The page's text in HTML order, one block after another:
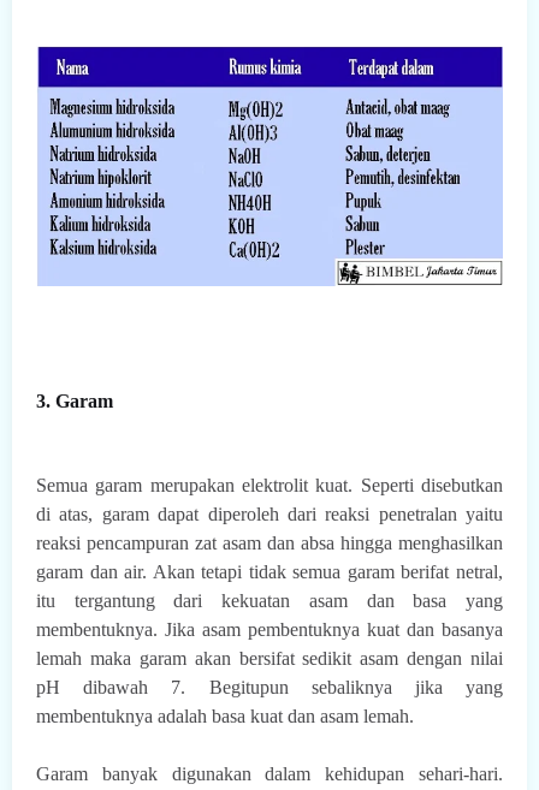
3. Garam
Semua garam merupakan elektrolit kuat. Seperti disebutkan
di atas, garam dapat diperoleh dari reaksi penetralan yaitu
reaksi pencampuran zat asam dan absa hingga menghasilkan
garam dan air. Akan tetapi tidak semua garam berifat netral,
itu tergantung dari kekuatan asam dan basa yang
membentuknya. Jika asam pembentuknya kuat dan basanya
lemah maka garam akan bersifat sedikit asam dengan nilai
pH dibawah 7. Begitupun sebaliknya jika yang
membentuknya adalah basa kuat dan asam lemah.
Garam banyak digunakan dalam kehidupan sehari-hari.